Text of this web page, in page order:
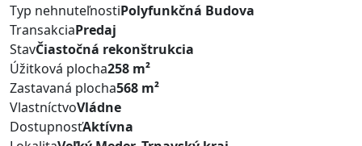
Typ nehnuteľnostiPolyfunkčná Budova
TransakciaPredaj
StavČiastočná rekonštrukcia
Úžitková plocha258 m²
Zastavaná plocha568 m²
VlastníctvoVládne
DostupnosťAktívna